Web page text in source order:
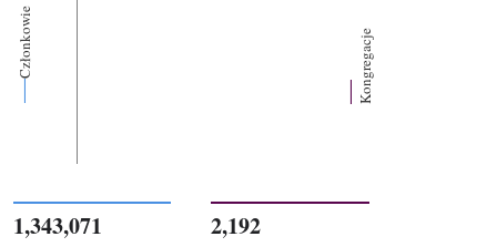
Członkowie Kongregacje
1,343,071 2,192